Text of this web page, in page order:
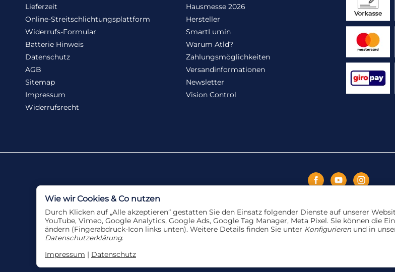
Lieferzeit
Online-Streitschlichtungsplattform
Widerrufs-Formular
Batterie Hinweis
Datenschutz
AGB
Sitemap
Impressum
Widerrufsrecht
Hausmesse 2026
Hersteller
SmartLumin
Warum Atld?
Zahlungsmöglichkeiten
Versandinformationen
Newsletter
Vision Control
Alle Angebote nur solange der Vorrat reicht. Für Druckfehler und
Wie wir Cookies & Co nutzen
Durch Klicken auf „Alle akzeptieren“ gestatten Sie den Einsatz folgender Dienste auf unserer
YouTube, Vimeo, Google Analytics, Google Ads, Google Tag Manager, Meta Pixel. Sie können die
ändern (Fingerabdruck-Icon links unten). Weitere Details finden Sie unter Konfigurieren und in
Datenschutzerklärung.
Impressum | Datenschutz